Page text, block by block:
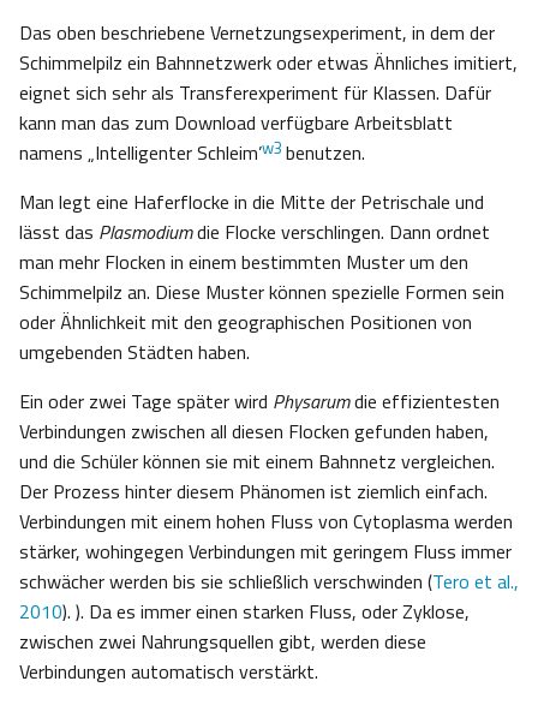
Das oben beschriebene Vernetzungsexperiment, in dem der
Schimmelpilz ein Bahnnetzwerk oder etwas Ähnliches imitiert,
eignet sich sehr als Transferexperiment für Klassen. Dafür
kann man das zum Download verfügbare Arbeitsblatt
namens „Intelligenter Schleim’w3 benutzen.
Man legt eine Haferflocke in die Mitte der Petrischale und
lässt das Plasmodiumdie Flocke verschlingen. Dann ordnet
man mehr Flocken in einem bestimmten Muster um den
Schimmelpilz an. Diese Muster können spezielle Formen sein
oder Ähnlichkeit mit den geographischen Positionen von
umgebenden Städten haben.
Ein oder zwei Tage später wird Physarumdie effizientesten
Verbindungen zwischen all diesen Flocken gefunden haben,
und die Schüler können sie mit einem Bahnnetz vergleichen.
Der Prozess hinter diesem Phänomen ist ziemlich einfach.
Verbindungen mit einem hohen Fluss von Cytoplasma werden
stärker, wohingegen Verbindungen mit geringem Fluss immer
schwächer werden bis sie schließlich verschwinden (Tero et al.,
2010). ). Da es immer einen starken Fluss, oder Zyklose,
zwischen zwei Nahrungsquellen gibt, werden diese
Verbindungen automatisch verstärkt.